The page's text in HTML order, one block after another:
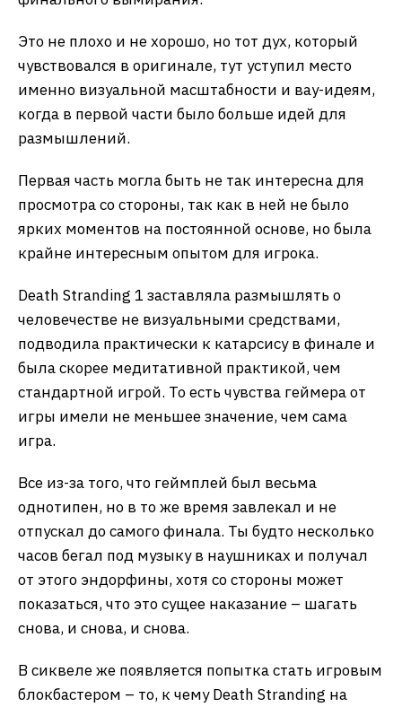
Это не плохо и не хорошо, но тот дух, который
чувствовался в оригинале, тут уступил место
именно визуальной масштабности и вау-идеям,
когда в первой части было больше идей для
размышлений.
Первая часть могла быть не так интересна для
просмотра со стороны, так как в ней не было
ярких моментов на постоянной основе, но была
крайне интересным опытом для игрока.
Death Stranding 1 заставляла размышлять о
человечестве не визуальными средствами,
подводила практически к катарсису в финале и
была скорее медитативной практикой, чем
стандартной игрой. То есть чувства геймера от
игры имели не меньшее значение, чем сама
игра.
Все из-за того, что геймплей был весьма
однотипен, но в то же время завлекал и не
отпускал до самого финала. Ты будто несколько
часов бегал под музыку в наушниках и получал
от этого эндорфины, хотя со стороны может
показаться, что это сущее наказание – шагать
снова, и снова, и снова.
В сиквеле же появляется попытка стать игровым
блокбастером – то, к чему Death Stranding на